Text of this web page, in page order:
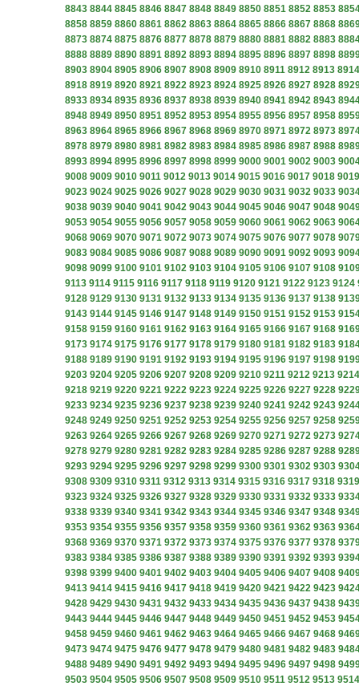
8843 8844 8845 8846 8847 8848 8849 8850 8851 8852 8853
8858 8859 8860 8861 8862 8863 8864 8865 8866 8867 8868
8873 8874 8875 8876 8877 8878 8879 8880 8881 8882 8883
8888 8889 8890 8891 8892 8893 8894 8895 8896 8897 8898
8903 8904 8905 8906 8907 8908 8909 8910 8911 8912 8913 8914
8918 8919 8920 8921 8922 8923 8924 8925 8926 8927 8928
8933 8934 8935 8936 8937 8938 8939 8940 8941 8942 8943
8948 8949 8950 8951 8952 8953 8954 8955 8956 8957 8958
8963 8964 8965 8966 8967 8968 8969 8970 8971 8972 8973
8978 8979 8980 8981 8982 8983 8984 8985 8986 8987 8988
8993 8994 8995 8996 8997 8998 8999 9000 9001 9002 9003
9008 9009 9010 9011 9012 9013 9014 9015 9016 9017 9018 9019
9023 9024 9025 9026 9027 9028 9029 9030 9031 9032 9033
9038 9039 9040 9041 9042 9043 9044 9045 9046 9047 9048
9053 9054 9055 9056 9057 9058 9059 9060 9061 9062 9063
9068 9069 9070 9071 9072 9073 9074 9075 9076 9077 9078
9083 9084 9085 9086 9087 9088 9089 9090 9091 9092 9093
9098 9099 9100 9101 9102 9103 9104 9105 9106 9107 9108
9113 9114 9115 9116 9117 9118 9119 9120 9121 9122 9123 9124
9128 9129 9130 9131 9132 9133 9134 9135 9136 9137 9138
9143 9144 9145 9146 9147 9148 9149 9150 9151 9152 9153
9158 9159 9160 9161 9162 9163 9164 9165 9166 9167 9168
9173 9174 9175 9176 9177 9178 9179 9180 9181 9182 9183
9188 9189 9190 9191 9192 9193 9194 9195 9196 9197 9198
9203 9204 9205 9206 9207 9208 9209 9210 9211 9212 9213 9214
9218 9219 9220 9221 9222 9223 9224 9225 9226 9227 9228
9233 9234 9235 9236 9237 9238 9239 9240 9241 9242 9243
9248 9249 9250 9251 9252 9253 9254 9255 9256 9257 9258
9263 9264 9265 9266 9267 9268 9269 9270 9271 9272 9273
9278 9279 9280 9281 9282 9283 9284 9285 9286 9287 9288
9293 9294 9295 9296 9297 9298 9299 9300 9301 9302 9303
9308 9309 9310 9311 9312 9313 9314 9315 9316 9317 9318 9319
9323 9324 9325 9326 9327 9328 9329 9330 9331 9332 9333
9338 9339 9340 9341 9342 9343 9344 9345 9346 9347 9348
9353 9354 9355 9356 9357 9358 9359 9360 9361 9362 9363
9368 9369 9370 9371 9372 9373 9374 9375 9376 9377 9378
9383 9384 9385 9386 9387 9388 9389 9390 9391 9392 9393
9398 9399 9400 9401 9402 9403 9404 9405 9406 9407 9408
9413 9414 9415 9416 9417 9418 9419 9420 9421 9422 9423
9428 9429 9430 9431 9432 9433 9434 9435 9436 9437 9438
9443 9444 9445 9446 9447 9448 9449 9450 9451 9452 9453
9458 9459 9460 9461 9462 9463 9464 9465 9466 9467 9468
9473 9474 9475 9476 9477 9478 9479 9480 9481 9482 9483
9488 9489 9490 9491 9492 9493 9494 9495 9496 9497 9498
9503 9504 9505 9506 9507 9508 9509 9510 9511 9512 9513 9514